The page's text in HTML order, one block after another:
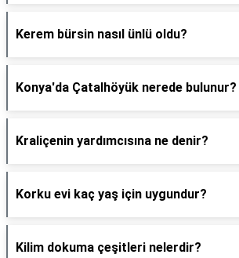
Kerem bürsin nasıl ünlü oldu?
Konya'da Çatalhöyük nerede bulunur?
Kraliçenin yardımcısına ne denir?
Korku evi kaç yaş için uygundur?
Kilim dokuma çeşitleri nelerdir?